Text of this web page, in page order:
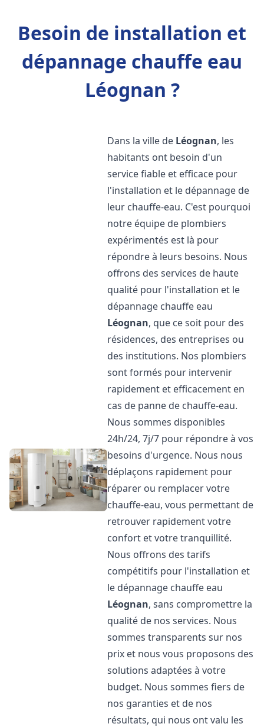
Besoin de installation et
dépannage chauffe eau
Léognan ?
Dans la ville de Léognan, les
habitants ont besoin d'un
service fiable et efficace pour
l'installation et le dépannage de
leur chauffe-eau. C'est pourquoi
notre équipe de plombiers
expérimentés est là pour
répondre à leurs besoins. Nous
offrons des services de haute
qualité pour l'installation et le
dépannage chauffe eau
Léognan, que ce soit pour des
résidences, des entreprises ou
des institutions. Nos plombiers
sont formés pour intervenir
rapidement et efficacement en
cas de panne de chauffe-eau.
Nous sommes disponibles
24h/24, 7j/7 pour répondre à vos
besoins d'urgence. Nous nous
déplaçons rapidement pour
réparer ou remplacer votre
chauffe-eau, vous permettant de
retrouver rapidement votre
confort et votre tranquillité.
Nous offrons des tarifs
compétitifs pour l'installation et
le dépannage chauffe eau
Léognan, sans compromettre la
qualité de nos services. Nous
sommes transparents sur nos
prix et nous vous proposons des
solutions adaptées à votre
budget. Nous sommes fiers de
nos garanties et de nos
résultats, qui nous ont valu les